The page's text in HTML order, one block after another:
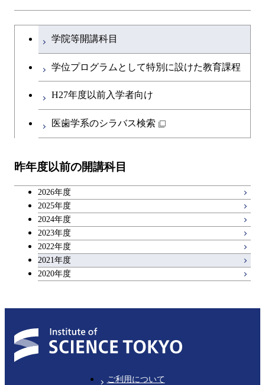
原子核工学コース
ース
原子核工学コース
コース
ライフエンジニアリングコ
ース
エンジニアリングデザイン
コース
原子核工学コース
知能情報コース
ライフエンジニアリングコ
ース
コース
都市・環境学コース
エンジニアリングデザイン
コース
都市・環境学コース
開閉
地球環境共創コース
エネルギーコース
エンジニアリングデザイン
社会・人間科学系
社会・人間科学コース
イノベーション科学系
イノベーション科学コース
技術経営専門職学位課程
開閉
技術経営専門職学位課程
専門科目
文系教養科目
英語科目
第二外国語科目
キャリア科目
大学院課程を切り替える
学院等開講科目
学位プログラムとして特別に設けた教育課程
H27年度以前入学者向け
医歯学系のシラバス検索
昨年度以前の開講科目
2026年度
2025年度
2024年度
2023年度
2022年度
2021年度
2020年度
ご利用について